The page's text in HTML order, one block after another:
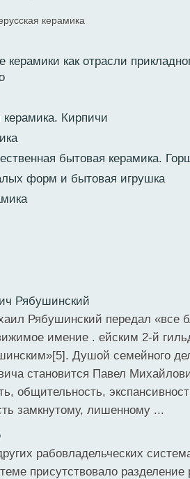
керамика
как отрасли
керамика. Кирпичи
бытовая керамика.
форм и бытовая игрушка
Рябушинский
Рябушинский передал «все
имение . ейским 2-й
Душой семейного
становится Павел
общительность,
замкнутому, лишенному ...
рабовладельческих
присутствовало